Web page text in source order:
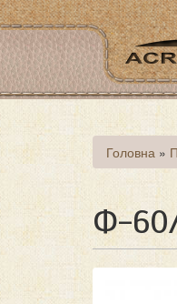
Перейти
до
основного
матеріалу
Ви
є
тут
Головна »
Ф-60/